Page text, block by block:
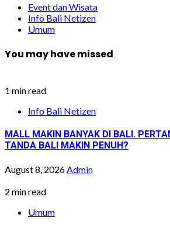
Event dan Wisata
Info Bali Netizen
Umum
You may have missed
1 min read
Info Bali Netizen
MALL MAKIN BANYAK DI BALI.
TANDA BALI MAKIN PENUH?
August 8, 2026 Admin
2 min read
Umum